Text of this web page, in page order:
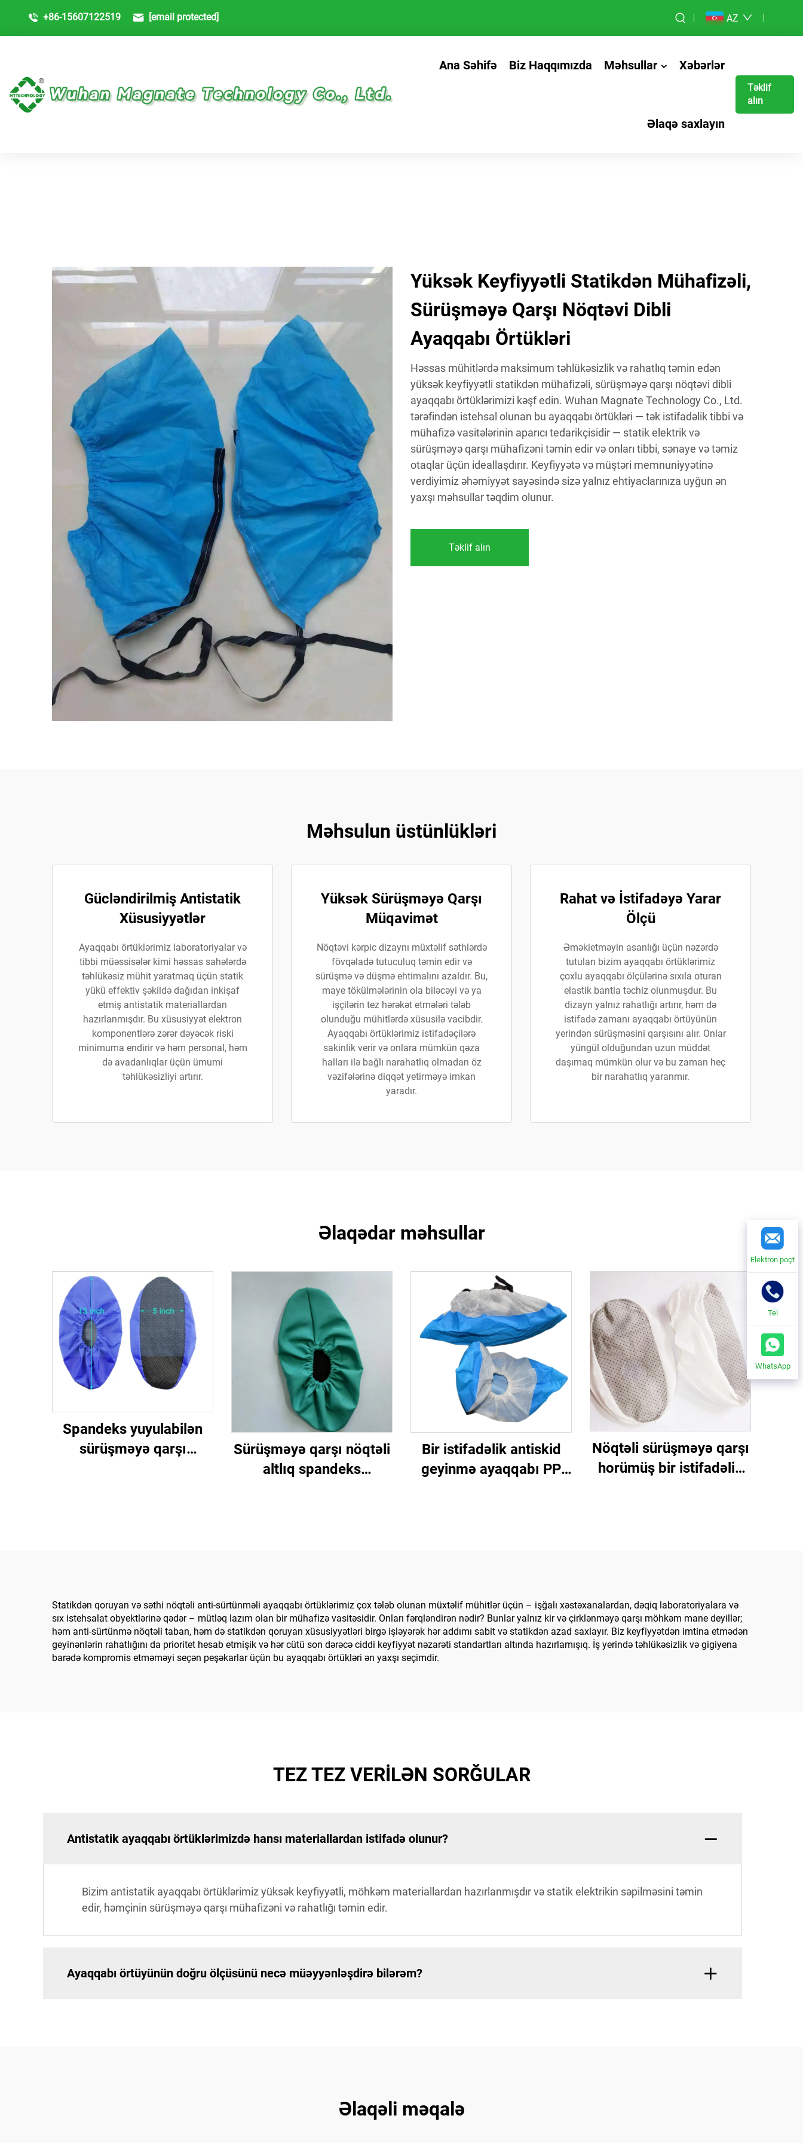
+86-15607122519 [email protected] AZ
Ana Səhifə Biz Haqqımızda Məhsullar Xəbərlər
Əlaqə saxlayın
Təklif
alın
Yüksək Keyfiyyətli Statikdən Mühafizəli,
Sürüşməyə Qarşı Nöqtəvi Dibli
Ayaqqabı Örtükləri
Həssas mühitlərdə maksimum təhlükəsizlik və rahatlıq təmin edən
yüksək keyfiyyətli statikdən mühafizəli, sürüşməyə qarşı nöqtəvi dibli
ayaqqabı örtüklərimizi kəşf edin. Wuhan Magnate Technology Co., Ltd.
tərəfindən istehsal olunan bu ayaqqabı örtükləri — tək istifadəlik tibbi və
mühafizə vasitələrinin aparıcı tedarikçisidir — statik elektrik və
sürüşməyə qarşı mühafizəni təmin edir və onları tibbi, sənaye və təmiz
otaqlar üçün ideallaşdırır. Keyfiyyətə və müştəri memnuniyyətinə
verdiyimiz əhəmiyyət sayəsində sizə yalnız ehtiyaclarınıza uyğun ən
yaxşı məhsullar təqdim olunur.
Təklif alın
Məhsulun üstünlükləri
Gücləndirilmiş Antistatik
Xüsusiyyətlər
Ayaqqabı örtüklərimiz laboratoriyalar və
tibbi müəssisələr kimi həssas sahələrdə
təhlükəsiz mühit yaratmaq üçün statik
yükü effektiv şəkildə dağıdan inkişaf
etmiş antistatik materiallardan
hazırlanmışdır. Bu xüsusiyyət elektron
komponentlərə zərər dəyəcək riski
minimuma endirir və həm personal, həm
də avadanlıqlar üçün ümumi
təhlükəsizliyi artırır.
Yüksək Sürüşməyə Qarşı
Müqavimət
Nöqtəvi kərpic dizaynı müxtəlif səthlərdə
fövqəladə tutuculuq təmin edir və
sürüşmə və düşmə ehtimalını azaldır. Bu,
maye tökülmələrinin ola biləcəyi və ya
işçilərin tez hərəkət etmələri tələb
olunduğu mühitlərdə xüsusilə vacibdir.
Ayaqqabı örtüklərimiz istifadəçilərə
sakinlik verir və onlara mümkün qəza
halları ilə bağlı narahatlıq olmadan öz
vəzifələrinə diqqət yetirməyə imkan
yaradır.
Rahat və İstifadəyə Yarar
Ölçü
Əməkietməyin asanlığı üçün nəzərdə
tutulan bizim ayaqqabı örtüklərimiz
çoxlu ayaqqabı ölçülərinə sıxıla oturan
elastik bantla təchiz olunmuşdur. Bu
dizayn yalnız rahatlığı artırır, həm də
istifadə zamanı ayaqqabı örtüyünün
yerindən sürüşməsini qarşısını alır. Onlar
yüngül olduğundan uzun müddət
daşımaq mümkün olur və bu zaman heç
bir narahatlıq yaranmır.
Əlaqədar məhsullar
Spandeks yuyulabilən
sürüşməyə qarşı
Sürüşməyə qarşı nöqtəli
altlıq spandeks
Bir istifadəlik antiskid
geyinmə ayaqqabı PP
Nöqtəli sürüşməyə qarşı
horümüş bir istifadəlik
Statikdən qoruyan və səthi nöqtəli anti-sürtünməli ayaqqabı örtüklərimiz çox tələb olunan müxtəlif mühitlər üçün – işğalı xəstəxanalardan, dəqiq laboratoriyalara və
sıx istehsalat obyektlərinə qədər – mütləq lazım olan bir mühafizə vasitəsidir. Onları fərqləndirən nədir? Bunlar yalnız kir və çirklənməyə qarşı möhkəm mane deyillər;
həm anti-sürtünmə nöqtəli taban, həm də statikdən qoruyan xüsusiyyətləri birgə işləyərək hər addımı sabit və statikdən azad saxlayır. Biz keyfiyyətdən imtina etmədən
geyinənlərin rahatlığını da prioritet hesab etmişik və hər cütü son dərəcə ciddi keyfiyyət nəzarəti standartları altında hazırlamışıq. İş yerində təhlükəsizlik və gigiyena
barədə kompromis etməməyi seçən peşəkarlar üçün bu ayaqqabı örtükləri ən yaxşı seçimdir.
TEZ TEZ VERİLƏN SORĞULAR
Antistatik ayaqqabı örtüklərimizdə hansı materiallardan istifadə olunur?
Bizim antistatik ayaqqabı örtüklərimiz yüksək keyfiyyətli, möhkəm materiallardan hazırlanmışdır və statik elektrikin səpilməsini təmin
edir, həmçinin sürüşməyə qarşı mühafizəni və rahatlığı təmin edir.
Ayaqqabı örtüyünün doğru ölçüsünü necə müəyyənləşdirə bilərəm?
Əlaqəli məqalə
Elektron poçt
Tel
WhatsApp